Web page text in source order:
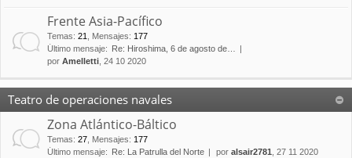
Frente Asia-Pacífico
Temas: 21 Mensajes: 177
Último mensaje:
Re: Hiroshima, 6 de agosto de…
por Amelletti , 24 10 2020
Teatro de operaciones navales
Zona Atlántico-Báltico
Temas: 27 Mensajes: 177
Último mensaje:
Re: La Patrulla del Norte por alsair2781 , 27 11 2020